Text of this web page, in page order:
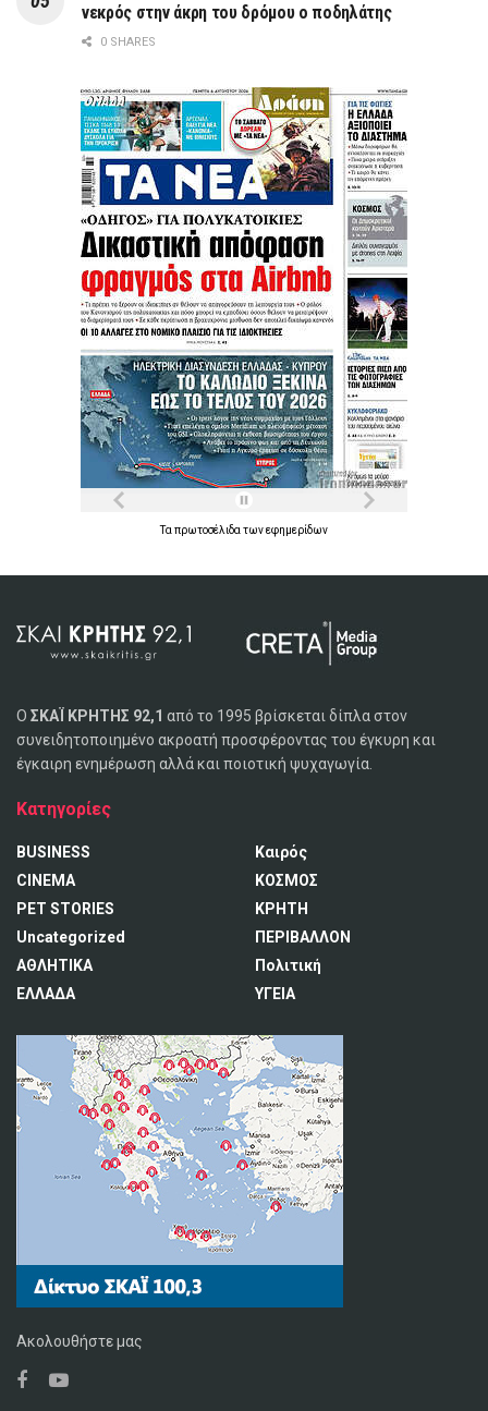
νεκρός στην άκρη του δρόμου ο ποδηλάτης
0 SHARES
Τα πρωτοσέλιδα τωνεφημερίδων
Ο ΣΚΑΪ ΚΡΗΤΗΣ 92,1 από το 1995 βρίσκεται δίπλα στον
συνειδητοποιημένο ακροατή προσφέροντας του έγκυρη και
έγκαιρη ενημέρωση αλλά και ποιοτική ψυχαγωγία.
Κατηγορίες
BUSINESS
CINEMA
PET STORIES
Uncategorized
ΑΘΛΗΤΙΚΑ
ΕΛΛΑΔΑ
Καιρός
ΚΟΣΜΟΣ
ΚΡΗΤΗ
ΠΕΡΙΒΑΛΛΟΝ
Πολιτική
ΥΓΕΙΑ
Ακολουθήστε μας